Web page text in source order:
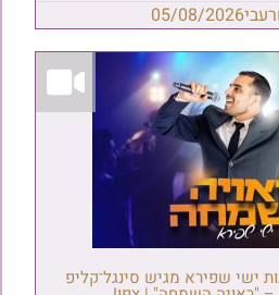
05/08/2026
ישי שפירא מגיש סינגל־קליפ